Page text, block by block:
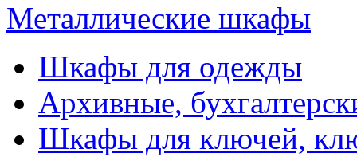
Металлические шкафы
Шкафы для одежды
Архивные,
Шкафы для ключей,